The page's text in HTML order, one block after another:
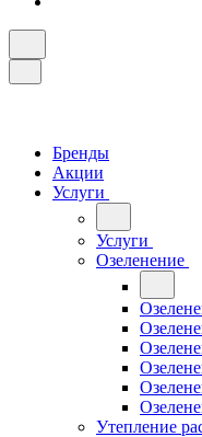
Бренды
Акции
Услуги
Услуги
Озеленение
Утепление